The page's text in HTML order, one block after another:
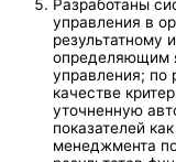
Разработаны
управления в
результатному
определяющим
управления; по
качестве
уточненную
показателей
менеджмента